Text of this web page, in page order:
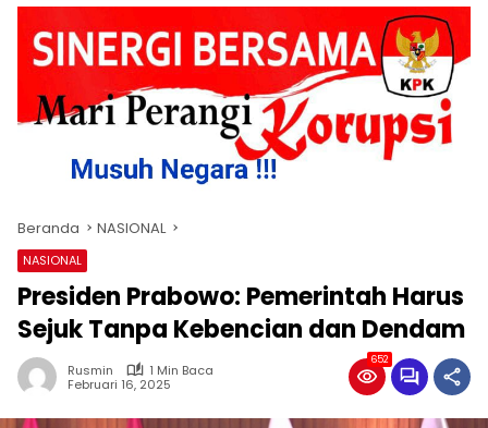
Beranda NASIONAL
NASIONAL
Presiden Prabowo: Pemerintah Harus
Sejuk Tanpa Kebencian dan Dendam
Rusmin
1 Min Baca
Februari 16, 2025
652